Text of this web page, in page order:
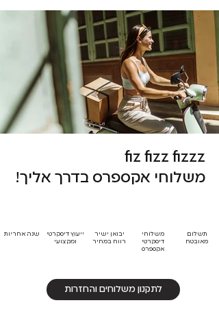
fiz fizz fizzz
משלוחי אקספרס בדרך אליך!
תשלום
מאובטח
משלוחי
דיסקרטי
אקספרס
יבואן ישיר
רווח במחיר
ייעוץ דיסקרטי
ומקצועי
שנה אחריות
לתקנון משלוחים והחזרות